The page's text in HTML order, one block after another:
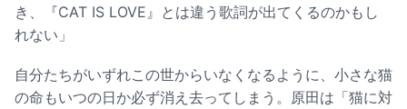
き、『CAT IS LOVE』とは違う歌詞が出てくるのかもし
れない」
自分たちがいずれこの世からいなくなるように、小さな猫
の命もいつの日か必ず消え去ってしまう。原田は「猫に対